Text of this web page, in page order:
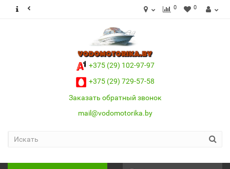
0 0
+375 (29) 102-97-97
+375 (29) 729-57-58
Заказать обратный звонок
mail@vodomotorika.by